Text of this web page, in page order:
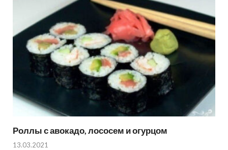
Роллы с авокадо, лососем и огурцом
13.03.2021